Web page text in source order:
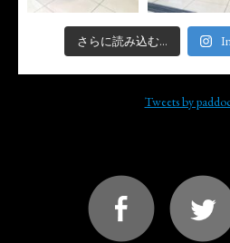
さらに読み込む...
Tweets by